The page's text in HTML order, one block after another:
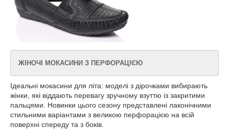
ЖІНОЧІ МОКАСИНИ З ПЕРФОРАЦІЄЮ
Ідеальні мокасини для літа: моделі з дірочками вибирають
жінки, які віддають перевагу зручному взуттю із закритими
пальцями. Новинки цього сезону представлені лаконічними
стильними варіантами з великою перфорацією на всій
поверхні спереду та з боків.